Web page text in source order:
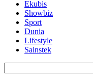
Ekubis
Showbiz
Sport
Dunia
Lifestyle
Sainstek